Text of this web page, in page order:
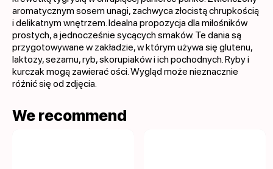
aromatycznym sosem unagi, zachwyca złocistą chrupkością
i delikatnym wnętrzem. Idealna propozycja dla miłośników
prostych, a jednocześnie sycących smaków. Te dania są
przygotowywane w zakładzie, w którym używa się glutenu,
laktozy, sezamu, ryb, skorupiaków i ich pochodnych. Ryby i
kurczak mogą zawierać ości. Wygląd może nieznacznie
różnić się od zdjęcia.
We recommend